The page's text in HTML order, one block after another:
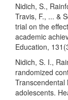
Nidich, S.,
Travis, F., ... &
trial on the
academic
Education,
Nidich, S. I.,
randomized
adolescents.